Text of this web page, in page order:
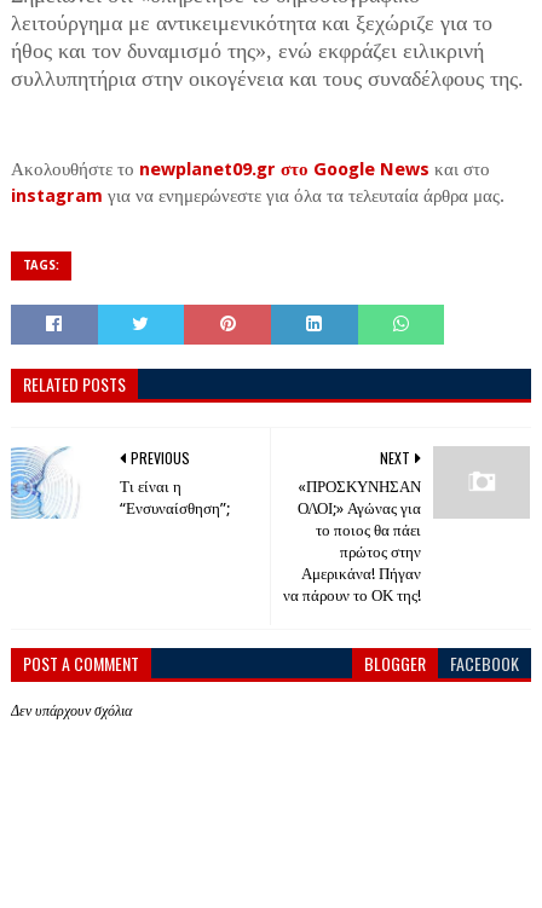
λειτούργημα με αντικειμενικότητα και ξεχώριζε για το
ήθος και τον δυναμισμό της», ενώ εκφράζει ειλικρινή
συλλυπητήρια στην οικογένεια και τους συναδέλφους της.
Ακολουθήστε το newplanet09.gr στο Google News και στο
instagram για να ενημερώνεστε για όλα τα τελευταία άρθρα μας.
TAGS:
RELATED POSTS
NEXT
«ΠΡΟΣΚΥΝΗΣΑΝ
ΟΛΟΙ;» Αγώνας για
το ποιος θα πάει
πρώτος στην
Αμερικάνα! Πήγαν
να πάρουν το ΟΚ της!
PREVIOUS
Τι είναι η
“Ενσυναίσθηση”;
POST A COMMENT BLOGGER FACEBOOK
Δεν υπάρχουν σχόλια